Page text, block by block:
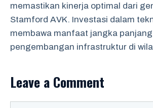
memastikan kinerja optimal dari
Stamford AVK. Investasi dalam
membawa manfaat jangka
pengembangan infrastruktur di
Leave a Comment